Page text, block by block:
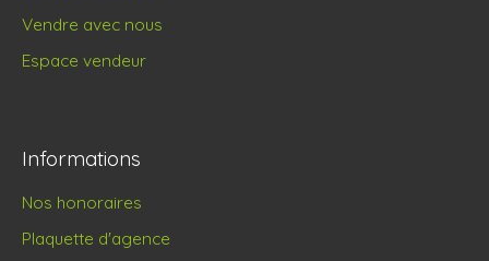
Vendre avec nous
Espace vendeur
Informations
Nos honoraires
Plaquette d'agence